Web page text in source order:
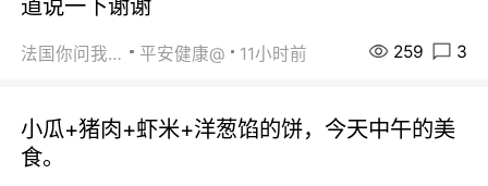
道说一下谢谢
法国你问我答 平安健康@ 11小时前 259 3
小瓜+猪肉+虾米+洋葱馅的饼，今天中午的美
食。